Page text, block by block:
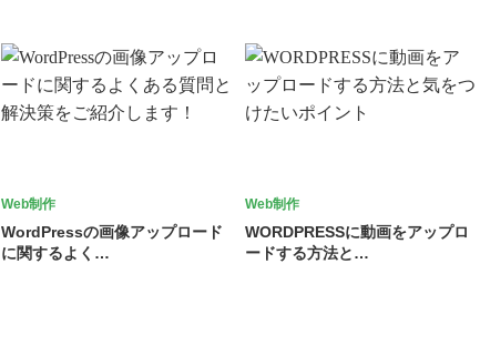
Web制作
WordPressの画像アップロード
に関するよく…
Web制作
WORDPRESSに動画をアップロ
ードする方法と…